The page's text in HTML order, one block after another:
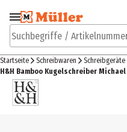
Zur Navigation
springen
Suchbegriffe / Artikelnummer
Startseite Schreibwaren Schreibgeräte
H&H Bamboo Kugelschreiber Michael